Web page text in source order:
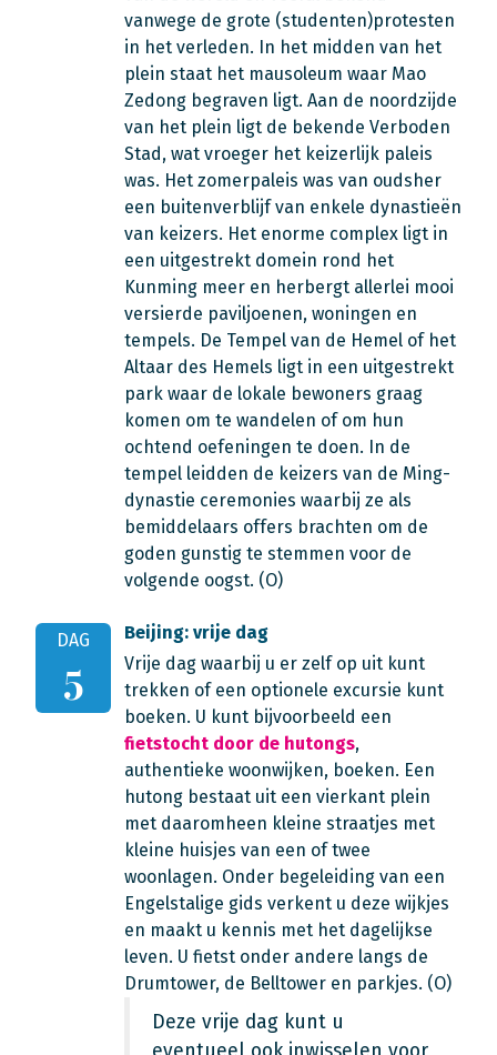
vanwege de grote (studenten)protesten
in het verleden. In het midden van het
plein staat het mausoleum waar Mao
Zedong begraven ligt. Aan de noordzijde
van het plein ligt de bekende Verboden
Stad, wat vroeger het keizerlijk paleis
was. Het zomerpaleis was van oudsher
een buitenverblijf van enkele dynastieën
van keizers. Het enorme complex ligt in
een uitgestrekt domein rond het
Kunming meer en herbergt allerlei mooi
versierde paviljoenen, woningen en
tempels. De Tempel van de Hemel of het
Altaar des Hemels ligt in een uitgestrekt
park waar de lokale bewoners graag
komen om te wandelen of om hun
ochtend oefeningen te doen. In de
tempel leidden de keizers van de Ming-
dynastie ceremonies waarbij ze als
bemiddelaars offers brachten om de
goden gunstig te stemmen voor de
volgende oogst. (O)
DAG
5
Beijing: vrije dag
Vrije dag waarbij u er zelf op uit kunt
trekken of een optionele excursie kunt
boeken. U kunt bijvoorbeeld een
fietstocht door de hutongs,
authentieke woonwijken, boeken. Een
hutong bestaat uit een vierkant plein
met daaromheen kleine straatjes met
kleine huisjes van een of twee
woonlagen. Onder begeleiding van een
Engelstalige gids verkent u deze wijkjes
en maakt u kennis met het dagelijkse
leven. U fietst onder andere langs de
Drumtower, de Belltower en parkjes. (O)
Deze vrije dag kunt u